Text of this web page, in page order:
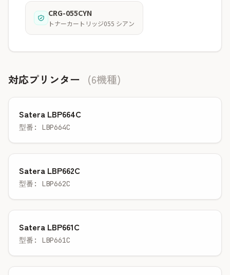
CRG-055CYN
トナーカートリッジ055 シアン
対応プリンター (6機種)
Satera LBP664C
型番: LBP664C
Satera LBP662C
型番: LBP662C
Satera LBP661C
型番: LBP661C